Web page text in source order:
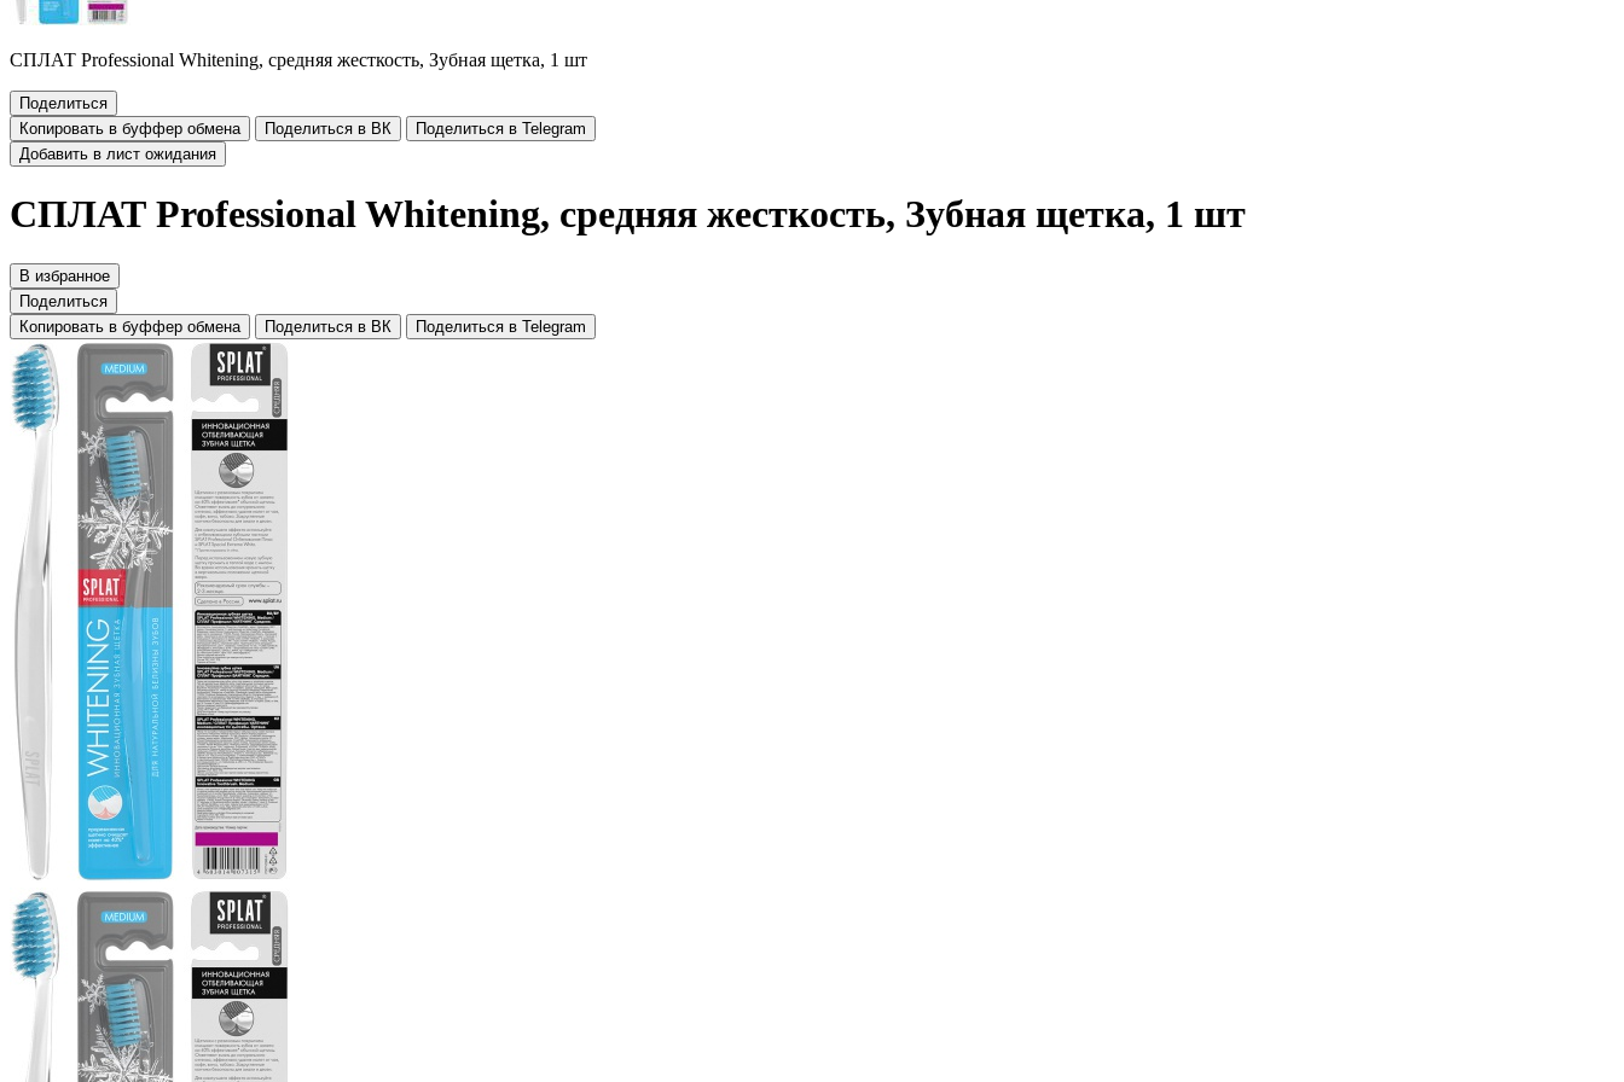
СПЛАТ Professional Whitening, средняя жесткость, Зубная щетка, 1 шт
Поделиться
Копировать в буффер обмена
Поделиться в ВК
Поделиться в Telegram
Добавить в лист ожидания
СПЛАТ Professional Whitening, средняя жесткость, Зубная щетка, 1 шт
В избранное
Поделиться
Копировать в буффер обмена
Поделиться в ВК Поделиться в Telegram